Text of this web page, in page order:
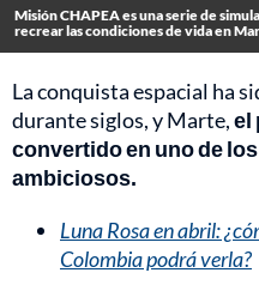
Misión CHAPEA es una serie de
recrear las condiciones de vida en
La conquista espacial ha
durante siglos, y Marte,el
convertido en uno de
ambiciosos.
Luna Rosa en abril:
Colombia podrá verla?